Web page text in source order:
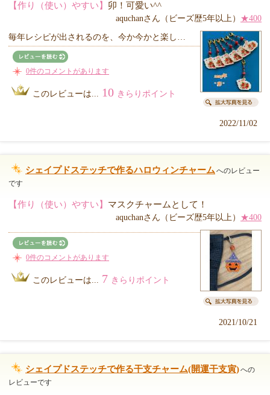
【作り（使い）やすい】 卯！可愛い^^
aquchanさん（ビーズ歴5年以上） ★400
毎年レシピが出されるのを、今か今かと楽し…
0件のコメントがあります
このレビューは... 10 きらりポイント
2022/11/02
シェイプドステッチで作るハロウィンチャーム へのレビュー
です
【作り（使い）やすい】 マスクチャームとして！
aquchanさん（ビーズ歴5年以上） ★400
0件のコメントがあります
このレビューは... 7 きらりポイント
2021/10/21
シェイプドステッチで作る干支チャーム(開運干支寅)への
レビューです